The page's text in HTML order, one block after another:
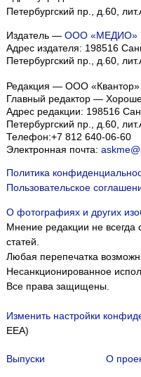
Петербургский пр., д.60,
Издатель — ООО «МЕДИО»
Адрес издателя: 198516
Петербургский пр., д.60,
Редакция — ООО «Квантор»
Главный редактор —
Адрес редакции: 198516
Петербургский пр., д.60,
Телефон:+7 812 640-06-60
Электронная почта:
Политика
Пользовательское
О фотографиях и других
Мнение редакции не всегда
статей.
Любая перепечатка
Несанкционированное
Все права защищены.
Изменить настройки
EEA)
Выпуски
О